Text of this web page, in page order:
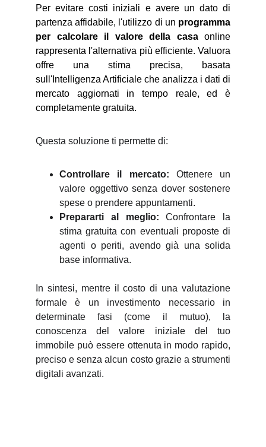
Per evitare costi iniziali e avere un dato di
partenza affidabile, l'utilizzo di un programma
per calcolare il valore della casaonline
rappresenta l'alternativa più efficiente. Valuora
offre una stima precisa, basata
sull'Intelligenza Artificiale che analizza i dati di
mercato aggiornati in tempo reale, ed è
completamente gratuita.
Questa soluzione ti permette di:
Controllare il mercato: Ottenere un
valore oggettivo senza dover sostenere
spese o prendere appuntamenti.
Prepararti al meglio: Confrontare la
stima gratuita con eventuali proposte di
agenti o periti, avendo già una solida
base informativa.
In sintesi, mentre il costo di una valutazione
formale è un investimento necessario in
determinate fasi (come il mutuo), la
conoscenza del valore iniziale del tuo
immobile può essere ottenuta in modo rapido,
preciso e senza alcun costo grazie a strumenti
digitali avanzati.